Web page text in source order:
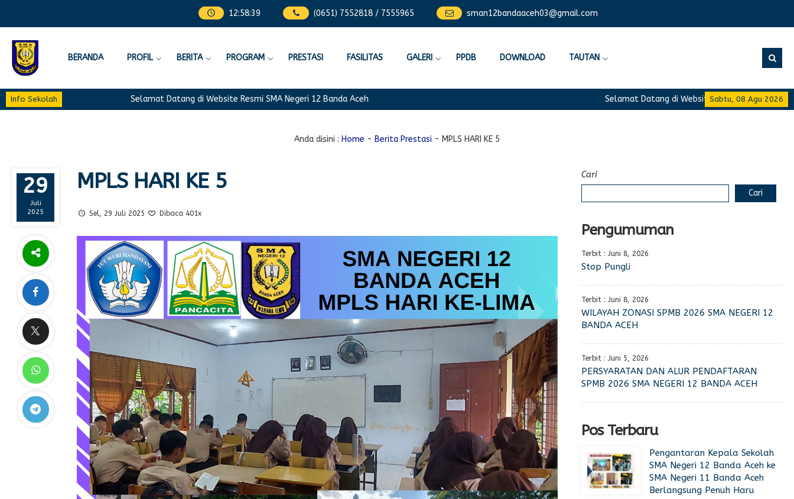
12:58:41 (0651) 7552818 / 7555965 sman12bandaaceh03@gmail.com
BERANDA PROFIL BERITA PROGRAM PRESTASI FASILITAS GALERI PPDB DOWNLOAD TAUTAN
Info Sekolah Sabtu, 08 Agu 2026
Selamat Datang di Website Resmi SMA Negeri 12
Selamat Datang di Website Resmi SMA Negeri 12 Banda Aceh
Anda disini : Home - Berita Prestasi - MPLS HARI KE 5
29
Juli
2025
MPLS HARI KE 5
Sel, 29 Juli 2025 Dibaca 401x
Cari
Cari
Pengumuman
Terbit : Juni 8, 2026
Stop Pungli
Terbit : Juni 8, 2026
WILAYAH ZONASI SPMB 2026 SMA NEGERI 12
BANDA ACEH
Terbit : Juni 5, 2026
PERSYARATAN DAN ALUR PENDAFTARAN
SPMB 2026 SMA NEGERI 12 BANDA ACEH
Pos Terbaru
Pengantaran Kepala Sekolah
SMA Negeri 12 Banda Aceh ke
SMA Negeri 11 Banda Aceh
Berlangsung Penuh Haru